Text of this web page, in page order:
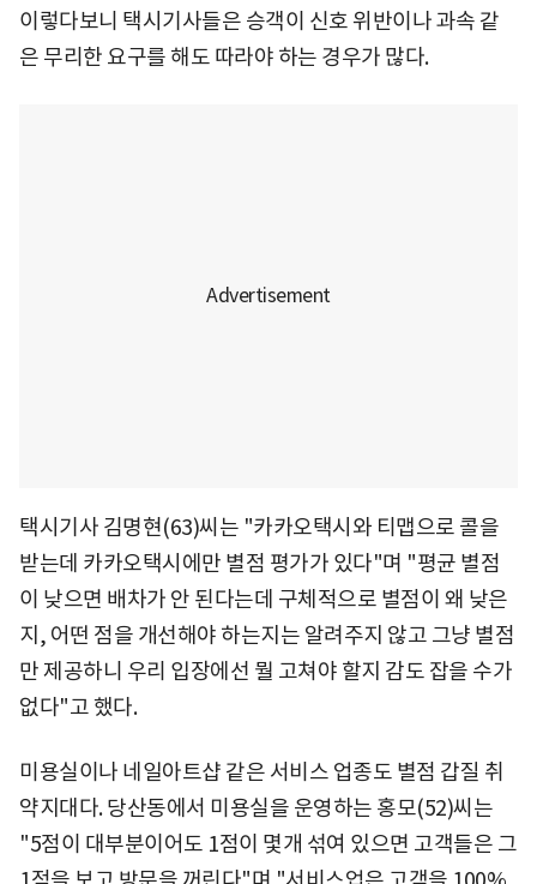
이렇다보니 택시기사들은 승객이 신호 위반이나 과속 같
은 무리한 요구를 해도 따라야 하는 경우가 많다.
택시기사 김명현(63)씨는 "카카오택시와 티맵으로 콜을
받는데 카카오택시에만 별점 평가가 있다"며 "평균 별점
이 낮으면 배차가 안 된다는데 구체적으로 별점이 왜 낮은
지, 어떤 점을 개선해야 하는지는 알려주지 않고 그냥 별점
만 제공하니 우리 입장에선 뭘 고쳐야 할지 감도 잡을 수가
없다"고 했다.
미용실이나 네일아트샵 같은 서비스 업종도 별점 갑질 취
약지대다. 당산동에서 미용실을 운영하는 홍모(52)씨는
"5점이 대부분이어도 1점이 몇개 섞여 있으면 고객들은 그